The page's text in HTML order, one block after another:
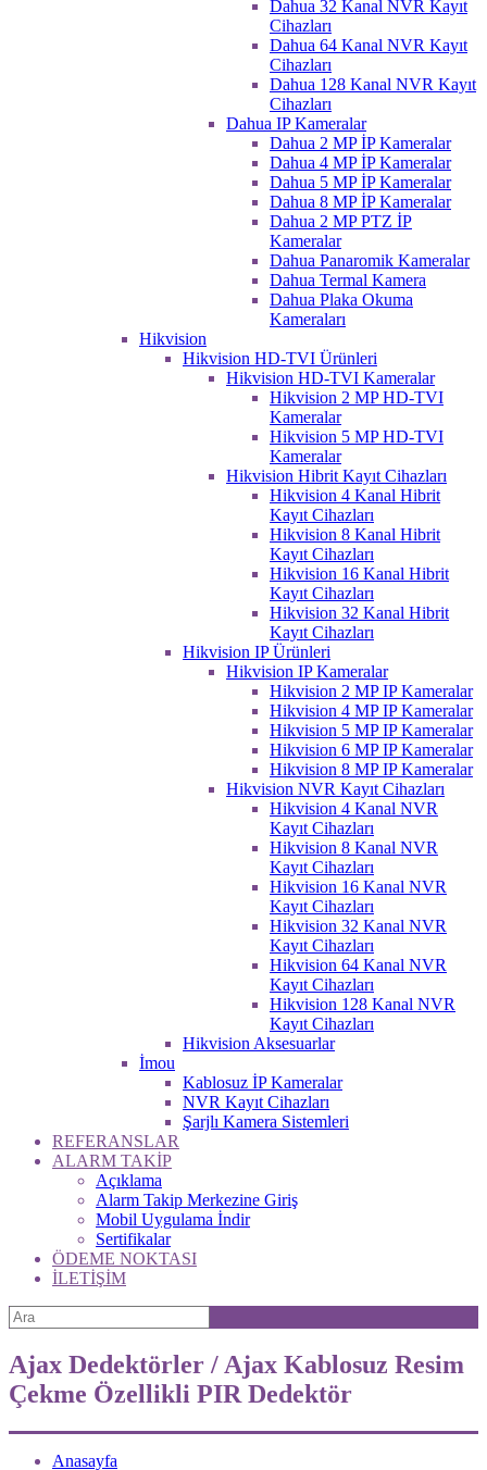
Dahua 32 Kanal NVR Kayıt
Cihazları
Dahua 64 Kanal NVR Kayıt
Cihazları
Dahua 128 Kanal NVR Kayıt
Cihazları
Dahua IP Kameralar
Dahua 2 MP İP Kameralar
Dahua 4 MP İP Kameralar
Dahua 5 MP İP Kameralar
Dahua 8 MP İP Kameralar
Dahua 2 MP PTZ İP
Kameralar
Dahua Panaromik Kameralar
Dahua Termal Kamera
Dahua Plaka Okuma
Kameraları
Hikvision
Hikvision HD-TVI Ürünleri
Hikvision HD-TVI Kameralar
Hikvision 2 MP HD-TVI
Kameralar
Hikvision 5 MP HD-TVI
Kameralar
Hikvision Hibrit Kayıt Cihazları
Hikvision 4 Kanal Hibrit
Kayıt Cihazları
Hikvision 8 Kanal Hibrit
Kayıt Cihazları
Hikvision 16 Kanal Hibrit
Kayıt Cihazları
Hikvision 32 Kanal Hibrit
Kayıt Cihazları
Hikvision IP Ürünleri
Hikvision IP Kameralar
Hikvision 2 MP IP Kameralar
Hikvision 4 MP IP Kameralar
Hikvision 5 MP IP Kameralar
Hikvision 6 MP IP Kameralar
Hikvision 8 MP IP Kameralar
Hikvision NVR Kayıt Cihazları
Hikvision 4 Kanal NVR
Kayıt Cihazları
Hikvision 8 Kanal NVR
Kayıt Cihazları
Hikvision 16 Kanal NVR
Kayıt Cihazları
Hikvision 32 Kanal NVR
Kayıt Cihazları
Hikvision 64 Kanal NVR
Kayıt Cihazları
Hikvision 128 Kanal NVR
Kayıt Cihazları
Hikvision Aksesuarlar
İmou
Kablosuz İP Kameralar
NVR Kayıt Cihazları
Şarjlı Kamera Sistemleri
REFERANSLAR
ALARM TAKİP
Açıklama
Alarm Takip Merkezine Giriş
Mobil Uygulama İndir
Sertifikalar
ÖDEME NOKTASI
İLETİŞİM
Ajax Dedektörler / Ajax Kablosuz Resim
Çekme Özellikli PIR Dedektör
Anasayfa